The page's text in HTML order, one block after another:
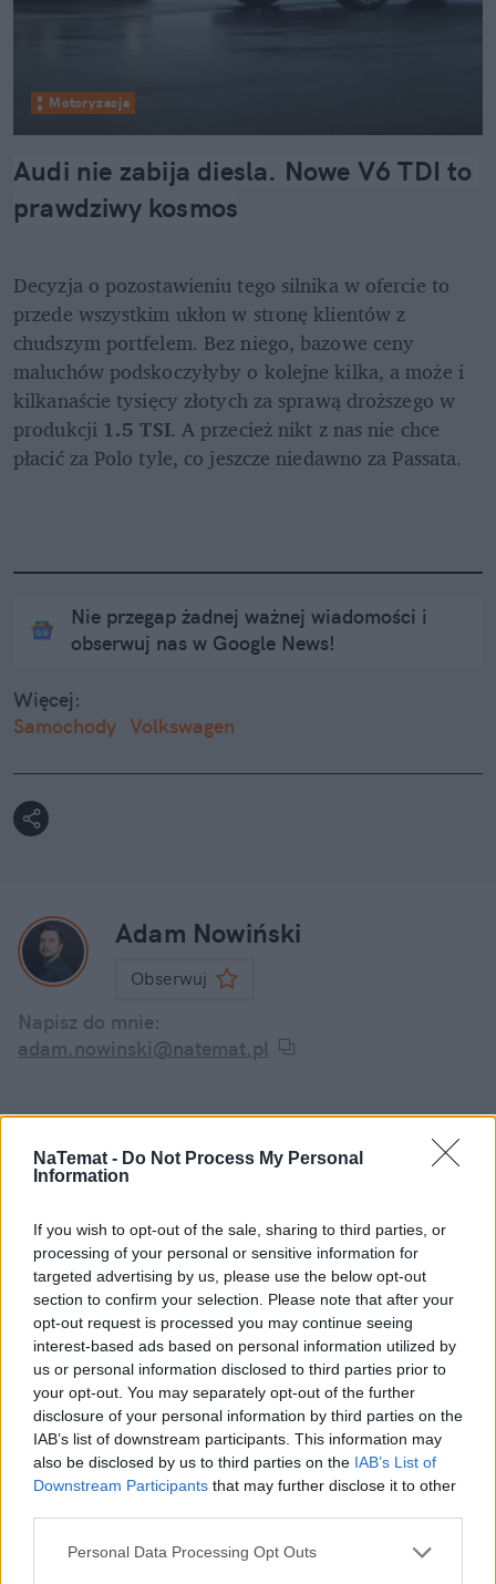
NaTemat - Do Not Process My Personal
Information
If you wish to opt-out of the sale, sharing to third parties, or
processing of your personal or sensitive information for
targeted advertising by us, please use the below opt-out
section to confirm your selection. Please note that after your
opt-out request is processed you may continue seeing
interest-based ads based on personal information utilized by
us or personal information disclosed to third parties prior to
your opt-out. You may separately opt-out of the further
disclosure of your personal information by third parties on the
IAB’s list of downstream participants. This information may
also be disclosed by us to third parties on the IAB’s List of
Downstream Participants that may further disclose it to other
Personal Data Processing Opt Outs
Motoryzacja
Audi nie zabija diesla. Nowe V6 TDI to
prawdziwy kosmos
Decyzja o pozostawieniu tego silnika w ofercie to
przede wszystkim ukłon w stronę klientów z
chudszym portfelem. Bez niego, bazowe ceny
maluchów podskoczyłyby o kolejne kilka, a może i
kilkanaście tysięcy złotych za sprawą droższego w
produkcji 1.5 TSI. A przecież nikt z nas nie chce
płacić za Polo tyle, co jeszcze niedawno za Passata.
Nie przegap żadnej ważnej wiadomości i
obserwuj nas w Google News!
Więcej:
Samochody Volkswagen
Adam Nowiński
Obserwuj
Napisz do mnie:
adam.nowinski@natemat.pl
Czytaj więcej
Orange znów na czele. Powody, dla
których tyle osób przenosi do niego